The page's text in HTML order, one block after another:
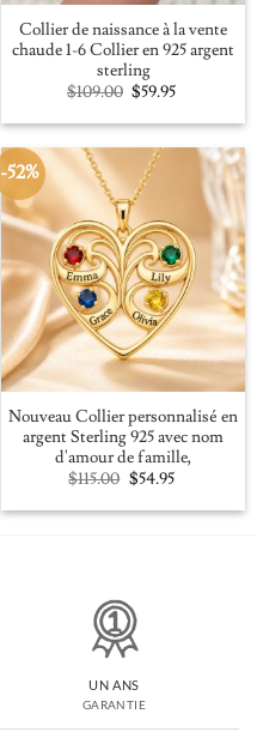
Collier de naissance à la vente
chaude 1-6 Collier en 925 argent
sterling
$109.00 Original
price
was:
$59.95Current
is:
-52%
Nouveau Collier personnalisé en
argent Sterling 925 avec nom
d'amour de famille,
$115.00 Original
price
was:
$54.95Current
is:
UN ANS
GARANTIE